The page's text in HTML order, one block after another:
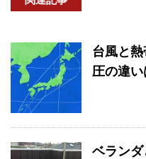
台風と
圧の違
ベラン